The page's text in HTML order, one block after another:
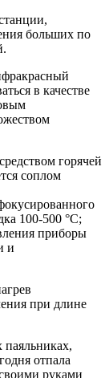
больших по
в качестве
горячей
соплом
100-500 °C;
приборы
и
при длине
отпала
руками